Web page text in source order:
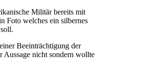
Militär bereits mit
Foto welches ein silbernes
Beeinträchtigung der
Aussage nicht sondern wollte